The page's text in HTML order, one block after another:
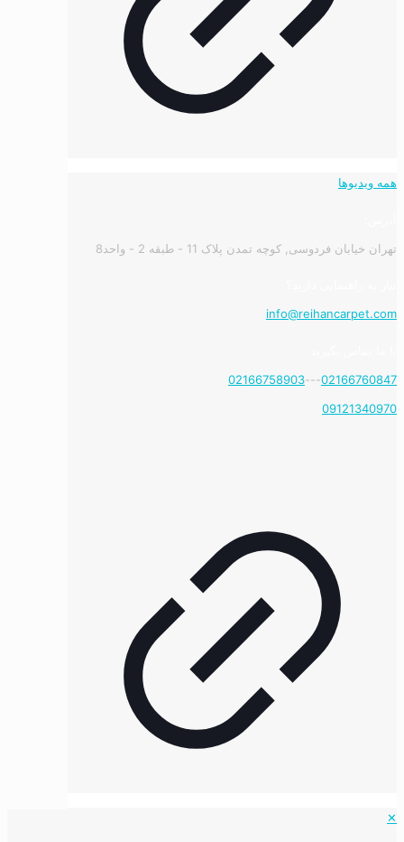
همه ویدیوها
تهران خیابان فردوسی, کوچه تمدن پلاک 11 - طبقه 2 - واحد8
info@reihancarpet.com
02166760847
---
02166758903
09121340970
✕